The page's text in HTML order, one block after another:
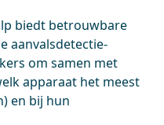
biedt betrouwbare
aanvalsdetectie-
om samen met
apparaat het meest
en bij hun